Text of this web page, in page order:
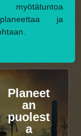
myötätuntoa
ja
Planeet
an
puolest
a